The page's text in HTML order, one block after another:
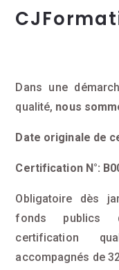
Dans une
qualité, nous
Date originale de
Certification N°:
Obligatoire dès
fonds publics
certification
accompagnés de